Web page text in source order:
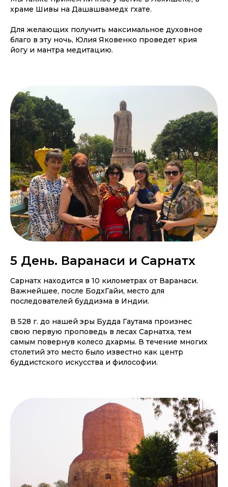
храме Шивы на Дашашвамедх гхате.
Для желающих получить максимальное духовное
благо в эту ночь, Юлия Яковенко проведет крия
йогу и мантра медитацию.
5 День. Варанаси и Сарнатх
Сарнатх находится в 10 километрах от Варанаси.
Важнейшее, после БодхГайи, место для
последователей буддизма в Индии.
В 528 г. до нашей эры Будда Гаутама произнес
свою первую проповедь в лесах Сарнатха, тем
самым повернув колесо дхармы. В течение многих
столетий это место было известно как центр
буддистского искусства и философии.